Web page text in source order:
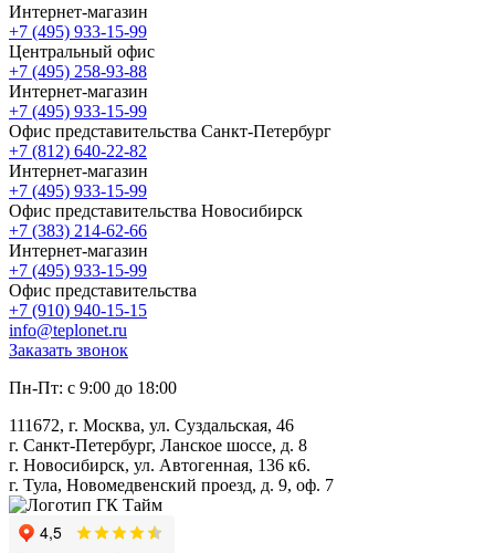
Интернет-магазин
+7 (495) 933-15-99
Центральный офис
+7 (495) 258-93-88
Интернет-магазин
+7 (495) 933-15-99
Офис представительства Санкт-Петербург
+7 (812) 640-22-82
Интернет-магазин
+7 (495) 933-15-99
Офис представительства Новосибирск
+7 (383) 214-62-66
Интернет-магазин
+7 (495) 933-15-99
Офис представительства
+7 (910) 940-15-15
info@teplonet.ru
Заказать звонок
Пн-Пт: с 9:00 до 18:00
111672, г. Москва, ул. Суздальская, 46
г. Санкт-Петербург, Ланское шоссе, д. 8
г. Новосибирск, ул. Автогенная, 136 к6.
г. Тула, Новомедвенский проезд, д. 9, оф. 7